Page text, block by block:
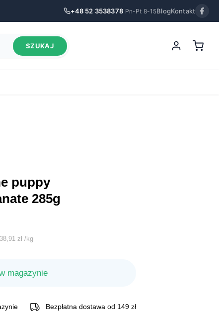
+48 52 3538378 Pn-Pt 8-15BlogKontakt
SZUKAJ
285g
38,91 zł /kg
magazynie
Bezpłatna dostawa od 149 zł